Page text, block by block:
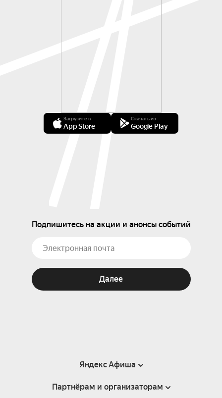
Загрузите в
App Store
Скачать из
Google Play
Подпишитесь на акции и анонсы событий
Далее
Яндекс Афиша
Справка
Партнёрам и организаторам